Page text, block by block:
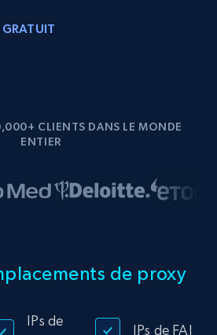
GRATUIT
CLIENTS DANS LE MONDE
ENTIER
de proxy
IPs de
IPs de FAI